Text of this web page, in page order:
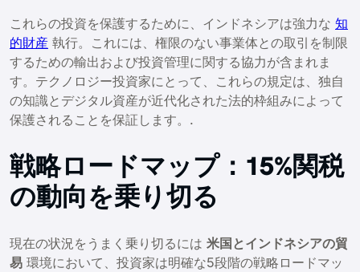
これらの投資を保護するために、インドネシアは強力な 知
的財産 執行。これには、権限のない事業体との取引を制限
するための輸出および投資管理に関する協力が含まれま
す。テクノロジー投資家にとって、これらの規定は、独自
の知識とデジタル資産が近代化された法的枠組みによって
保護されることを保証します。.
戦略ロードマップ：15%関税
の動向を乗り切る
現在の状況をうまく乗り切るには 米国とインドネシアの貿
易 環境において、投資家は明確な5段階の戦略ロードマッ